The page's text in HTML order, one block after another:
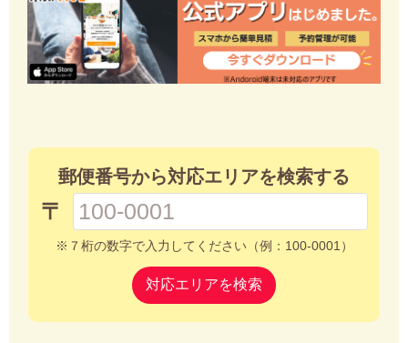
郵便番号から対応エリアを検索する
〒
※７桁の数字で入力してください（例：100-0001）
対応エリアを検索